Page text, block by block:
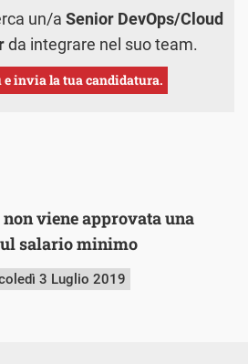
un/a Senior DevOps/Cloud
da integrare nel suo team.
e invia la tua candidatura.
non viene approvata una
salario minimo
3 Luglio 2019